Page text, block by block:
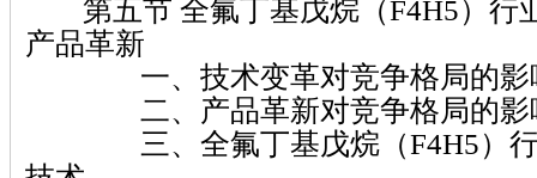
第五节 全氟丁基戊烷（F4H5）行
产品革新
一、技术变革对竞争格局的影
二、产品革新对竞争格局的影
三、全氟丁基戊烷（F4H5）行